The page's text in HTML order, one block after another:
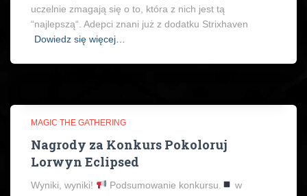
uczelnie zmagają się o to, która z nich jest tą
“najlepszą“. Adepci znani już z dodatku Strixhaven
Dowiedz się więcej…
MAGIC THE GATHERING
Nagrody za Konkurs Pokoloruj
Lorwyn Eclipsed
Wyniki, wyniki! Podsumowanie konkursu.
w